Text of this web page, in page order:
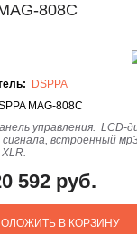
808C
DSPPA
MAG-808C
управления. LCD-
сигнала, встроенный
592 руб.
В КОРЗИНУ